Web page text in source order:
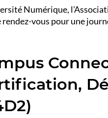
Numérique,
vous pour une